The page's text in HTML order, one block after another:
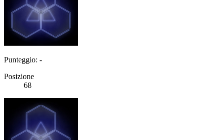
Punteggio: -
Posizione
68